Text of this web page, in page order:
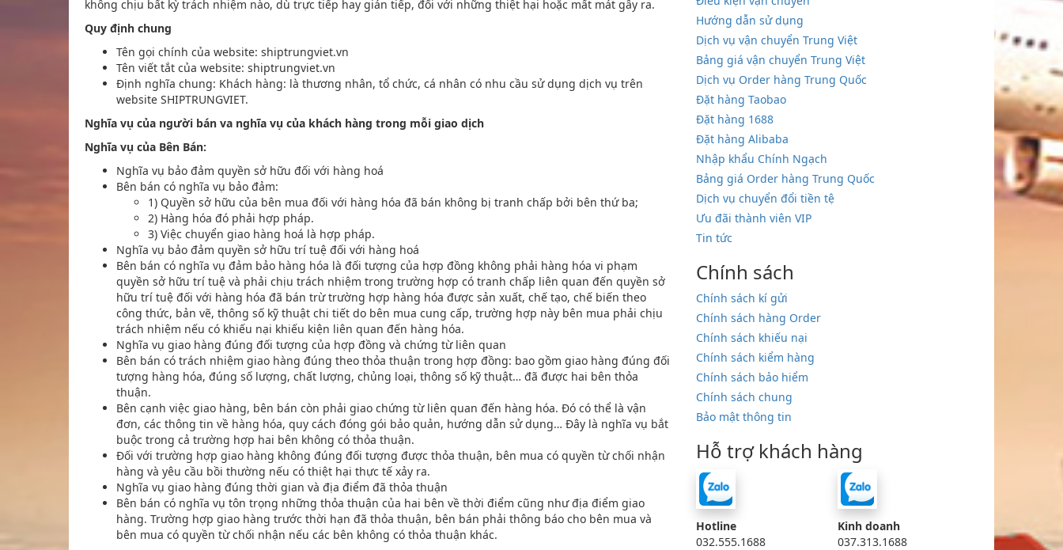
không chịu bất kỳ trách nhiệm nào, dù trực tiếp hay gián tiếp, đối với những thiệt hại hoặc mất mát gây ra.
Quy định chung
Tên gọi chính của website: shiptrungviet.vn
Tên viết tắt của website: shiptrungviet.vn
Định nghĩa chung: Khách hàng: là thương nhân, tổ chức, cá nhân có nhu cầu sử dụng dịch vụ trên
website SHIPTRUNGVIET.
Nghĩa vụ của người bán va nghĩa vụ của khách hàng trong mỗi giao dịch
Nghĩa vụ của Bên Bán:
Nghĩa vụ bảo đảm quyền sở hữu đối với hàng hoá
Bên bán có nghĩa vụ bảo đảm:
1) Quyền sở hữu của bên mua đối với hàng hóa đã bán không bị tranh chấp bởi bên thứ ba;
2) Hàng hóa đó phải hợp pháp.
3) Việc chuyển giao hàng hoá là hợp pháp.
Nghĩa vụ bảo đảm quyền sở hữu trí tuệ đối với hàng hoá
Bên bán có nghĩa vụ đảm bảo hàng hóa là đối tượng của hợp đồng không phải hàng hóa vi phạm
quyền sở hữu trí tuệ và phải chịu trách nhiệm trong trường hợp có tranh chấp liên quan đến quyền sở
hữu trí tuệ đối với hàng hóa đã bán trừ trường hợp hàng hóa được sản xuất, chế tạo, chế biến theo
công thức, bản vẽ, thông số kỹ thuật chi tiết do bên mua cung cấp, trường hợp này bên mua phải chịu
trách nhiệm nếu có khiếu nại khiếu kiện liên quan đến hàng hóa.
Nghĩa vụ giao hàng đúng đối tượng của hợp đồng và chứng từ liên quan
Bên bán có trách nhiệm giao hàng đúng theo thỏa thuận trong hợp đồng: bao gồm giao hàng đúng đối
tượng hàng hóa, đúng số lượng, chất lượng, chủng loại, thông số kỹ thuật… đã được hai bên thỏa
thuận.
Bên cạnh việc giao hàng, bên bán còn phải giao chứng từ liên quan đến hàng hóa. Đó có thể là vận
đơn, các thông tin về hàng hóa, quy cách đóng gói bảo quản, hướng dẫn sử dụng… Đây là nghĩa vụ bắt
buộc trong cả trường hợp hai bên không có thỏa thuận.
Đối với trường hợp giao hàng không đúng đối tượng được thỏa thuận, bên mua có quyền từ chối nhận
hàng và yêu cầu bồi thường nếu có thiệt hại thực tế xảy ra.
Nghĩa vụ giao hàng đúng thời gian và địa điểm đã thỏa thuận
Bên bán có nghĩa vụ tôn trọng những thỏa thuận của hai bên về thời điểm cũng như địa điểm giao
hàng. Trường hợp giao hàng trước thời hạn đã thỏa thuận, bên bán phải thông báo cho bên mua và
bên mua có quyền từ chối nhận nếu các bên không có thỏa thuận khác.
Hướng dẫn sử dụng
Dịch vụ vận chuyển Trung Việt
Bảng giá vận chuyển Trung Việt
Dịch vụ Order hàng Trung Quốc
Đặt hàng Taobao
Đặt hàng 1688
Đặt hàng Alibaba
Nhập khẩu Chính Ngạch
Bảng giá Order hàng Trung Quốc
Dịch vụ chuyển đổi tiền tệ
Ưu đãi thành viên VIP
Tin tức
Chính sách
Chính sách kí gửi
Chính sách hàng Order
Chính sách khiếu nại
Chính sách kiểm hàng
Chính sách bảo hiểm
Chính sách chung
Bảo mật thông tin
Hỗ trợ khách hàng
Hotline
032.555.1688
Kinh doanh
037.313.1688